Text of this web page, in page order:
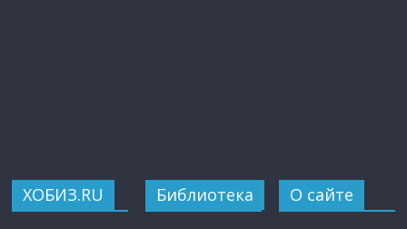
ХОБИЗ.RU Библиотека О сайте